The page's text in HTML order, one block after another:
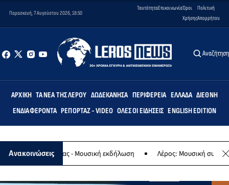
Παρασκευή, 7 Αυγούστου 2026, 18:50
ΤαυτότηταΕπικοινωνίαΌροι
Χρήσης
Πολιτική
Απορρήτου
Αναζήτηση
ΑΡΧΙΚΉ ΤΑ ΝΈΑ ΤΗΣ ΛΈΡΟΥ ΔΩΔΕΚΆΝΗΣΑ ΠΕΡΙΦΈΡΕΙΑ ΕΛΛΆΔΑ ΔΙΕΘΝΉ
ΕΝΔΙΑΦΈΡΟΝΤΑ ΡΕΠΟΡΤΆΖ - VIDEO ΌΛΕΣ ΟΙ ΕΙΔΉΣΕΙΣ ENGLISH EDITION
Ανακοινώσεις
Παναγίας - Μουσική εκδήλωση Λέρος: Μουσική συναυλία των